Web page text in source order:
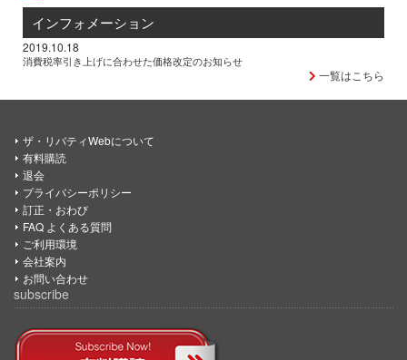
インフォメーション
2019.10.18
消費税率引き上げに合わせた価格改定のお知らせ
一覧はこちら
ザ・リバティWebについて
有料購読
退会
プライバシーポリシー
訂正・おわび
FAQ よくある質問
ご利用環境
会社案内
お問い合わせ
subscribe